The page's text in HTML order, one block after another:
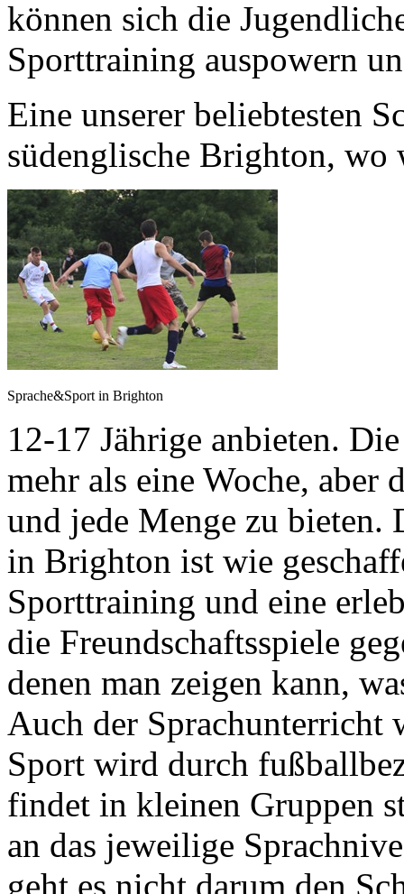
können sich die
Sporttraining auspowern
Eine unserer beliebtesten
südenglische Brighton,
Sprache&Sport in Brighton
12-17 Jährige anbieten.
mehr als eine Woche, aber
und jede Menge zu
in Brighton ist wie
Sporttraining und eine
die Freundschaftsspiele
denen man zeigen kann,
Auch der Sprachunterricht
Sport wird durch
findet in kleinen Gruppen
an das jeweilige
geht es nicht darum den